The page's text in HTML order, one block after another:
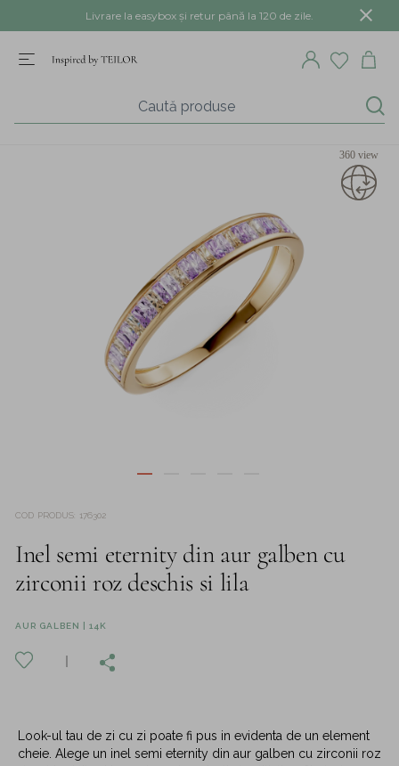
Livrare la easybox și retur până la 120 de zile.
360 view
COD PRODUS 176302
Inel semi eternity din aur galben cu
zirconii roz deschis si lila
AUR GALBEN | 14K
Look-ul tau de zi cu zi poate fi pus in evidenta de un element
cheie. Alege un inel semi eternity din aur galben cu zirconii roz